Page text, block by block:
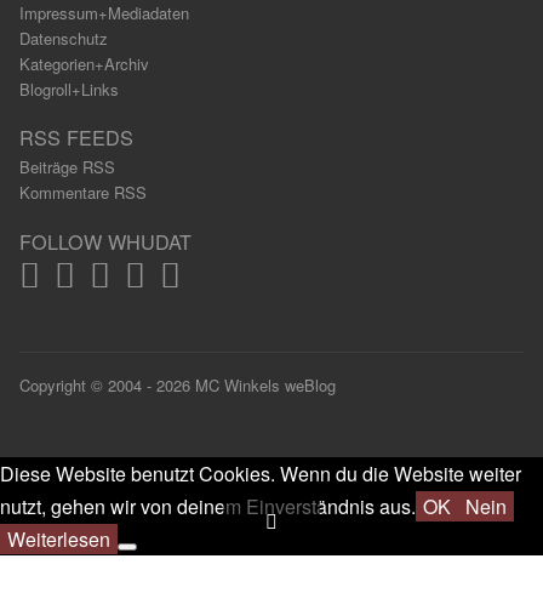
Impressum+Mediadaten
Datenschutz
Kategorien+Archiv
Blogroll+Links
RSS FEEDS
Beiträge RSS
Kommentare RSS
FOLLOW WHUDAT
Copyright © 2004 - 2026 MC Winkels weBlog
Diese Website benutzt Cookies. Wenn du die Website weiter
nutzt, gehen wir von deinem Einverständnis aus. OK Nein
Weiterlesen